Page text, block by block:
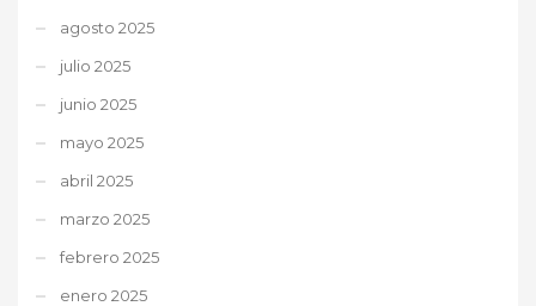
agosto 2025
julio 2025
junio 2025
mayo 2025
abril 2025
marzo 2025
febrero 2025
enero 2025